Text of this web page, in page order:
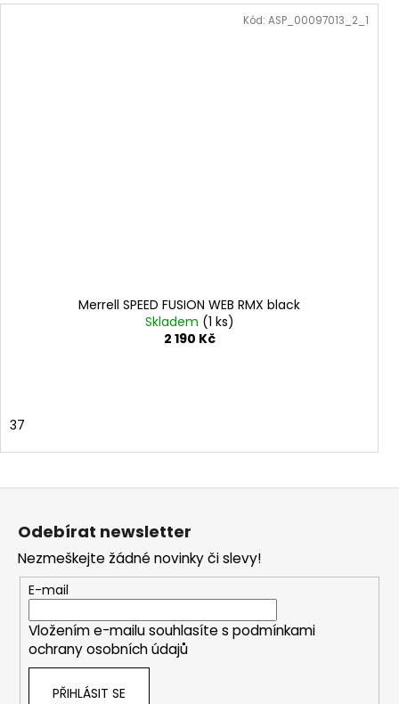
Merrell SPEED FUSION WEB RMX black
Skladem (1 ks)
2 190 Kč
37
Kód: ASP_00097013_2_1
Odebírat newsletter
Nezmeškejte žádné novinky či slevy!
E-mail
Vložením e-mailu souhlasíte s podmínkami
ochrany osobních údajů
PŘIHLÁSIT SE